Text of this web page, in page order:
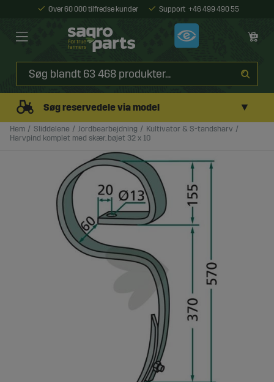
Over 60 000 tilfredse kunder Support +46 499 490 55
Søg reservedele via model ▼
Hem Sliddelene Jordbearbejdning
Kultivator & S-tandsharv
Harvpind komplet med skær, bøjet 32 x 10